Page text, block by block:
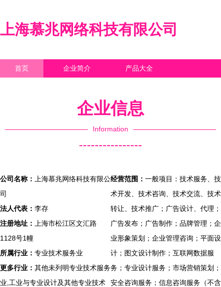
上海慕兆网络科技有限公司
首页 企业简介 产品大全
企业信息
Information
----------------
公司名称：
上海慕兆网络科技有限公
司
法人代表： 李存
注册地址：
上海市松江区文汇路
1128号1幢
所属行业： 专业技术服务业
更多行业： 其他未列明专业技术服务
业,工业与专业设计及其他专业技术
经营范围： 一般项目：技术服务、技
术开发、技术咨询、技术交流、技术
转让、技术推广；广告设计、代理；
广告发布；广告制作；品牌管理；企
业形象策划；企业管理咨询；平面设
计；图文设计制作；互联网数据服
务；专业设计服务；市场营销策划；
安全咨询服务；信息咨询服务（不含